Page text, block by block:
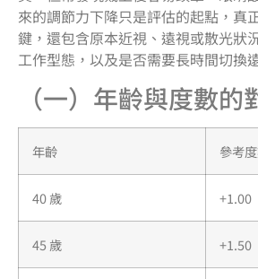
來的調節力下降只是評估的起點，真
鍵，還包含原本近視、遠視或散光狀
工作型態，以及是否需要長時間切換
（一）年齡與度數的
年齡 參考
40 歲 +1.00
45 歲 +1.50